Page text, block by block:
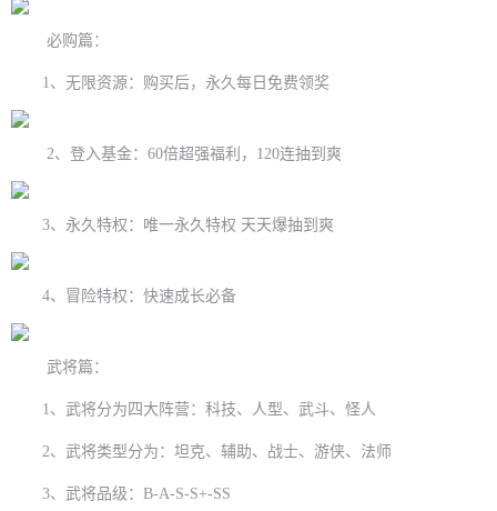
必购篇：
1、无限资源：购买后，永久每日免费领奖
2、登入基金：60倍超强福利，120连抽到爽
3、永久特权：唯一永久特权 天天爆抽到爽
4、冒险特权：快速成长必备
武将篇：
1、武将分为四大阵营：科技、人型、武斗、怪人
2、武将类型分为：坦克、辅助、战士、游侠、法师
3、武将品级：B-A-S-S+-SS